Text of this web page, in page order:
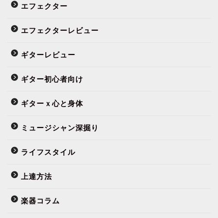
エフェクター
エフェクターレビュー
ギターレビュー
ギター初心者向け
ギターｘ心と身体
ミュージシャン深掘り
ライフスタイル
上達方法
楽器コラム